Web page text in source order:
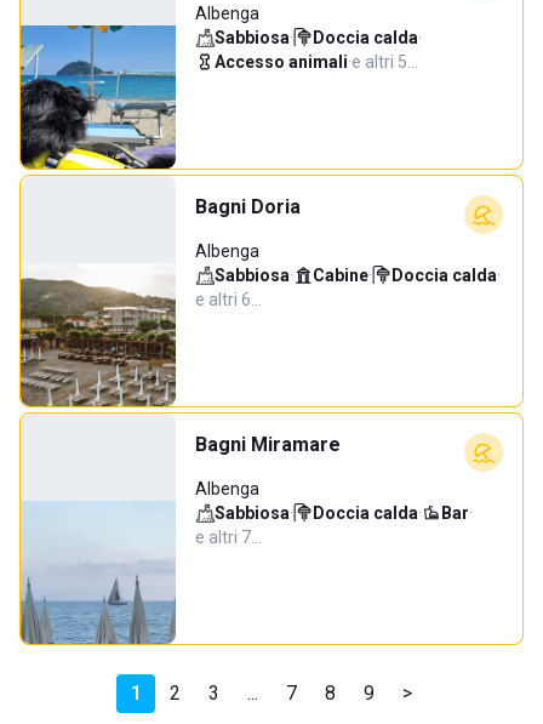
Albenga
Sabbiosa· Doccia calda·
Accesso animali·e altri 5…
Bagni Doria
Albenga
Sabbiosa· Cabine· Doccia calda·
e altri 6…
Bagni Miramare
Albenga
Sabbiosa· Doccia calda· Bar·
e altri 7…
1 2 3 ... 7 8 9 >